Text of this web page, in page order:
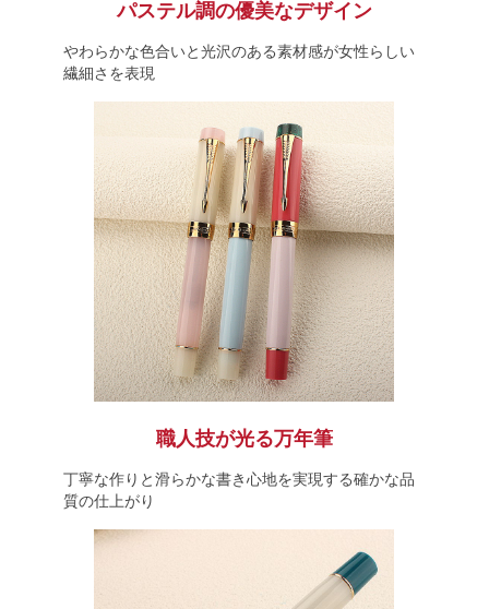
パステル調の優美なデザイン
やわらかな色合いと光沢のある素材感が女性らしい
繊細さを表現
職人技が光る万年筆
丁寧な作りと滑らかな書き心地を実現する確かな品
質の仕上がり